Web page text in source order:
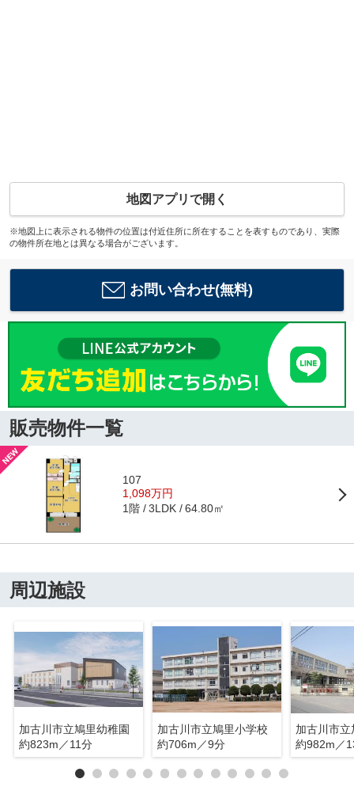
地図アプリで開く
※地図上に表示される物件の位置は付近住所に所在することを表すものであり、実際
の物件所在地とは異なる場合がございます。
お問い合わせ(無料)
販売物件一覧
107
1,098万円
1階 3LDK 64.80㎡
周辺施設
加古川市立鳩里幼稚園
約823m／11分
加古川市立鳩里小学校
約706m／9分
約982m／